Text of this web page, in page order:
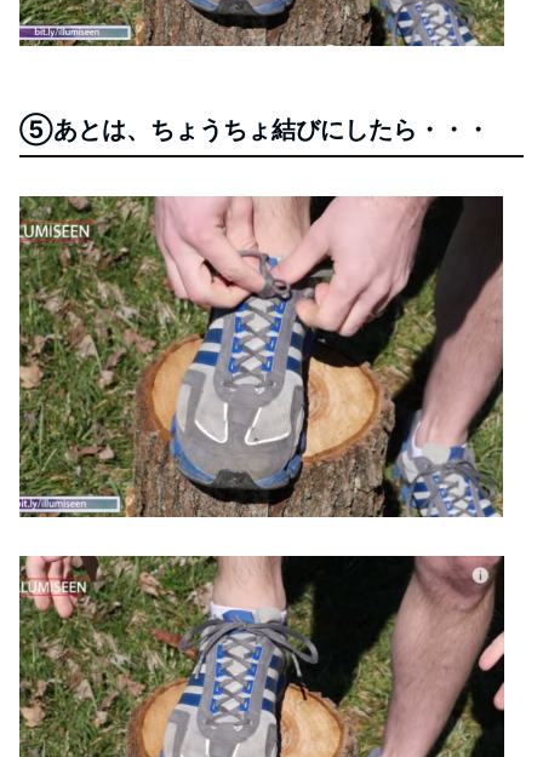
⑤あとは、ちょうちょ結びにしたら・・・